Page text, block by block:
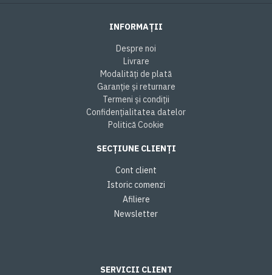
INFORMAȚII
Despre noi
Livrare
Modalități de plată
Garanție și returnare
Termeni și condiții
Confidențialitatea datelor
Politică Cookie
SECȚIUNE CLIENȚI
Cont client
Istoric comenzi
Afiliere
Newsletter
SERVICII CLIENT